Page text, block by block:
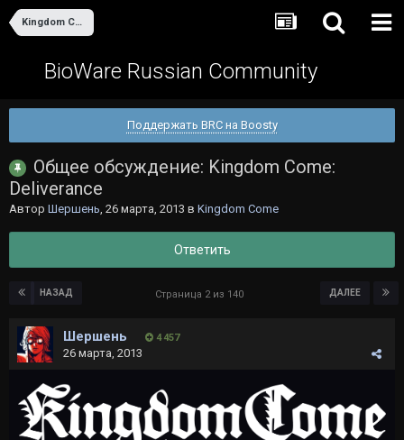
Kingdom Come
BioWare Russian Community
Поддержать BRC на Boosty
Общее обсуждение: Kingdom Come:
Deliverance
Автор Шершень, 26 марта, 2013 в Kingdom Come
Ответить
НАЗАД ДАЛЕЕ
Страница 2 из 140
Шершень 4 457
26 марта, 2013